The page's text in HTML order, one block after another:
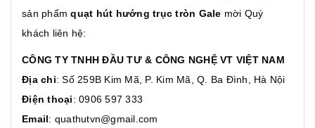
sản phẩmquạt hút hướng trục tròn Gale mời Quý
khách liên hệ:
CÔNG TY TNHH ĐẦU TƯ & CÔNG NGHỆ VT VIỆT NAM
Địa chỉ: Số 259B Kim Mã, P. Kim Mã, Q. Ba Đình, Hà Nội
Điện thoại: 0906 597 333
Email: quathutvn@gmail.com